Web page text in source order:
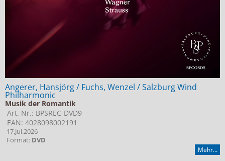
Angerer, Hansjörg / Fuchs, Wenzel / Salzburg Wind
Philharmonic
Musik der Romantik
Art. Nr.: BPSREC-DVD9
EAN: 4028098002191
17.Jul.2026
Format: DVD
Mehr...